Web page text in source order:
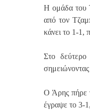
Η ομάδα του
από τον
κάνει το 1-1,
Στο
Ο Άρης πήρε
έγραψε το 3-